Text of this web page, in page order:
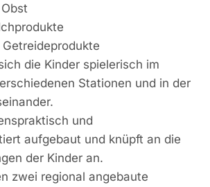
die Kinder spielerisch im
Stationen und in der
und
aufgebaut und knüpft an die
der Kinder an.
zwei regional angebaute